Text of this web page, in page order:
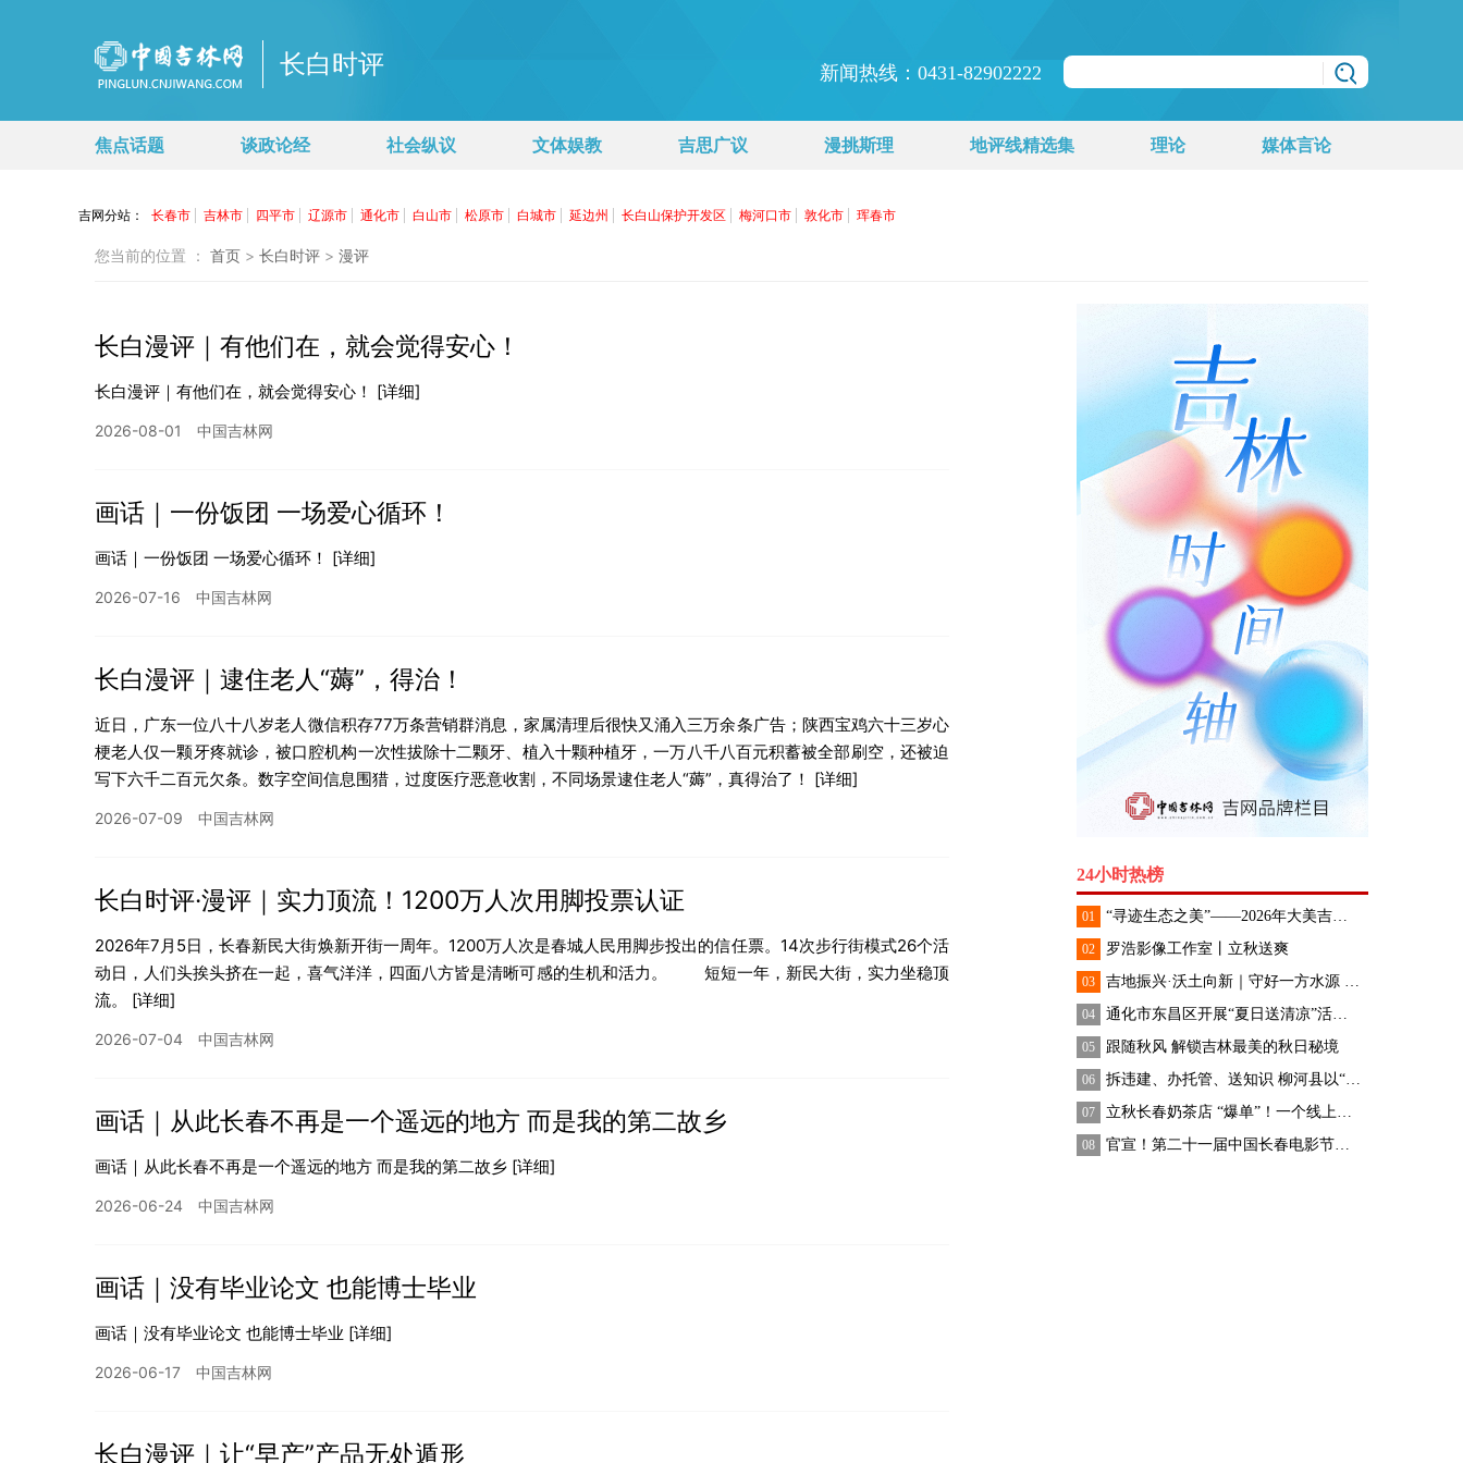
长白时评 新闻热线： 0431-82902222
焦点话题 谈政论经 社会纵议 文体娱教 吉思广议 漫挑斯理 地评线精选集 理论 媒体言论
您当前的位置 ： 首页 > 长白时评 > 漫评
长白漫评｜有他们在，就会觉得安心！
长白漫评｜有他们在，就会觉得安心！ [详细]
2026-08-01 中国吉林网
画话｜一份饭团 一场爱心循环！
画话｜一份饭团 一场爱心循环！ [详细]
2026-07-16 中国吉林网
长白漫评｜逮住老人“薅”，得治！
近日，广东一位八十八岁老人微信积存77万条营销群消息，家属清理后很快又涌入三万余条广告；陕西宝鸡六十三岁心
梗老人仅一颗牙疼就诊，被口腔机构一次性拔除十二颗牙、植入十颗种植牙，一万八千八百元积蓄被全部刷空，还被迫
写下六千二百元欠条。数字空间信息围猎，过度医疗恶意收割，不同场景逮住老人“薅”，真得治了！ [详细]
2026-07-09 中国吉林网
长白时评·漫评｜实力顶流！1200万人次用脚投票认证
2026年7月5日，长春新民大街焕新开街一周年。1200万人次是春城人民用脚步投出的信任票。14次步行街模式26个活
动日，人们头挨头挤在一起，喜气洋洋，四面八方皆是清晰可感的生机和活力。 短短一年，新民大街，实力坐稳顶
流。 [详细]
2026-07-04 中国吉林网
画话｜从此长春不再是一个遥远的地方 而是我的第二故乡
画话｜从此长春不再是一个遥远的地方 而是我的第二故乡 [详细]
2026-06-24 中国吉林网
画话｜没有毕业论文 也能博士毕业
画话｜没有毕业论文 也能博士毕业 [详细]
2026-06-17 中国吉林网
长白漫评｜让“早产”产品无处遁形